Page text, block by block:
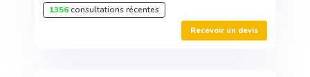
1356consultations récentes
Recevoir un devis